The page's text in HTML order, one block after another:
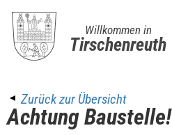
Willkommen in
Tirschenreuth
Zurück zur Übersicht
Achtung Baustelle!